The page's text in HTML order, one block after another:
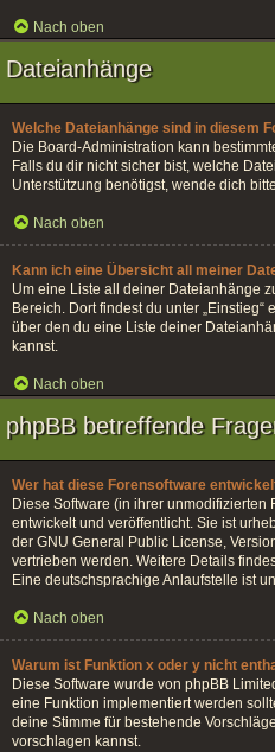
Nach oben
Dateianhänge
Welche Dateianhänge sind in diesem
Die Board-Administration kann
Falls du dir nicht sicher bist, welche
Unterstützung benötigst, wende dich
Nach oben
Kann ich eine Übersicht all meiner
Um eine Liste all deiner Dateianhänge
Bereich. Dort findest du unter
über den du eine Liste deiner
kannst.
Nach oben
phpBB betreffende
Wer hat diese Forensoftware
Diese Software (in ihrer unmodifizierten
entwickelt und veröffentlicht. Sie ist
der GNU General Public License,
vertrieben werden. Weitere Details
Eine deutschsprachige Anlaufstelle ist
Nach oben
Warum ist Funktion x oder y nicht
Diese Software wurde von phpBB
eine Funktion implementiert werden
deine Stimme für bestehende
vorschlagen kannst.